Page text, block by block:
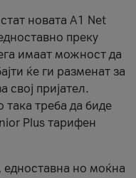
новата А1 Net
преку
имаат можност да
ќе ги разменат за
свој пријател.
така треба да биде
Plus тарифен
но моќна